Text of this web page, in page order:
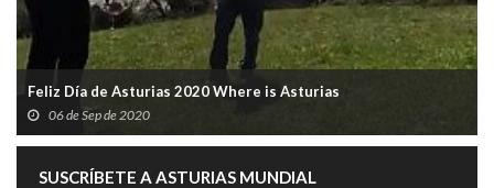
Feliz Día de Asturias 2020 Where is Asturias
06 de Sep de 2020
SUSCRÍBETE A ASTURIAS MUNDIAL